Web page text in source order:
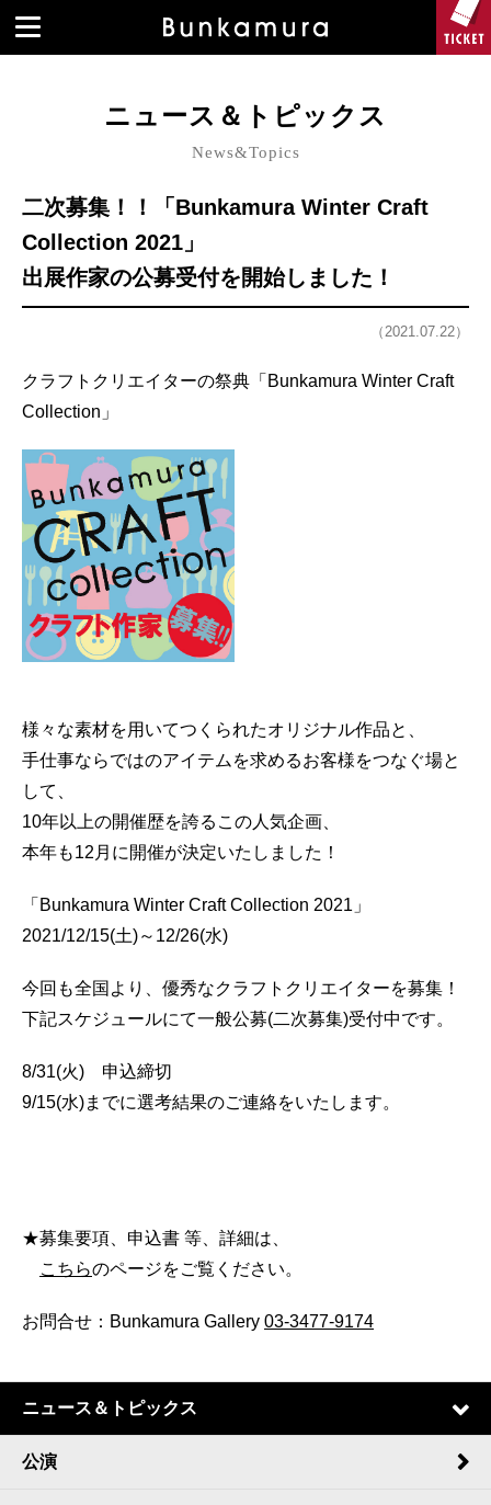
ニュース＆トピックス
News&Topics
二次募集！！「Bunkamura Winter Craft
Collection 2021」
出展作家の公募受付を開始しました！
（2021.07.22）
クラフトクリエイターの祭典「Bunkamura Winter Craft
Collection」
様々な素材を用いてつくられたオリジナル作品と、
手仕事ならではのアイテムを求めるお客様をつなぐ場と
して、
10年以上の開催歴を誇るこの人気企画、
本年も12月に開催が決定いたしました！
「Bunkamura Winter Craft Collection 2021」
2021/12/15(土)～12/26(水)
今回も全国より、優秀なクラフトクリエイターを募集！
下記スケジュールにて一般公募(二次募集)受付中です。
8/31(火) 申込締切
9/15(水)までに選考結果のご連絡をいたします。
★募集要項、申込書 等、詳細は、
こちらのページをご覧ください。
お問合せ：Bunkamura Gallery 03-3477-9174
ニュース＆トピックス
公演